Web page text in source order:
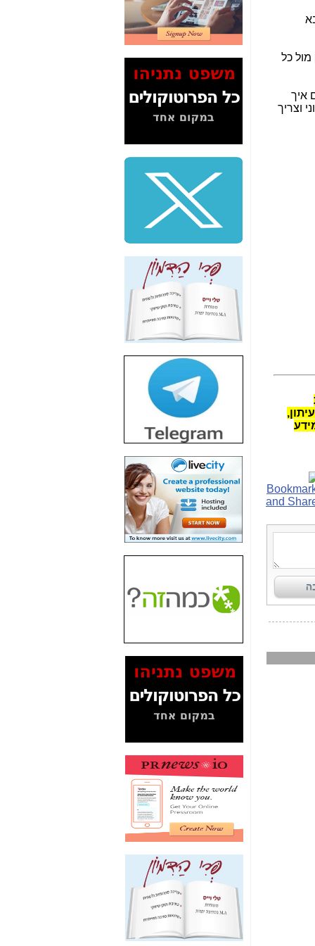
כל
איך
וצריך
2" על תעלולי השר
משה כחלון -כאן
המשך חשיפת הבלוף
ששמו "מהפיכת
הסלולר" ואיך מסרסים
כאן
סיכום ביקור בסיליקון
שלמה פילבר (עד
לאחרונה מנכ"ל משרד
התקשורת) - עד
מדינה? הצחקתם
"יש אפליה בחקירה"?
חשיפה: למה השר
משה כחלון לא נחקר
עד היום? -
כאן
הדומה לזו של "תיק
4000" אך בתחום
הסלולר -
חשיפת מה שלא
רוצים שתדעו בעניין
פריסת אנלימיטד
(בניחוח בלתי נסבל) -
כאן
חשיפה: איוב קרא
אישר לקבוצת סלקום
בדיוק מה שביבי אישר
כאן
האם השר איוב קרא
היה צריך בכלל לחתום
על האישור, שנתן
האם ביבי וקרא קבלו
בכלל תמורה עבור
המסמכים בנושא בזק-
Yes (תיק 4000)
לאיש הלא נכון! -כאן
עובדות ומסמכים
האם ביבי כשר
תקשורת עזר לקב'
בזק? -כאן
מה מקור ה-Fake
News שהביא לתפירת
תיק לביבי והעלמת
החשודים הנכונים -כאן
אחת הרגליים של "תיק
4000 התפור"
התמוטטה היום
בניצחון (כפול) של בזק
-
כאן
איך כתבות מפנקות